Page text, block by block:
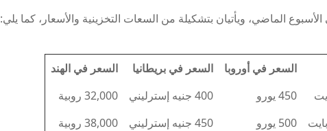
الماضي، ويأتيان بتشكيلة من السعات التخزينية والأسعار، كما يلي:
السعر في أوروبا السعر في بريطانيا
السعر في الهند
450 يورو 400 جنيه إسترليني
32,000 روبية
500 يورو 450 جنيه إسترليني
38,000 روبية